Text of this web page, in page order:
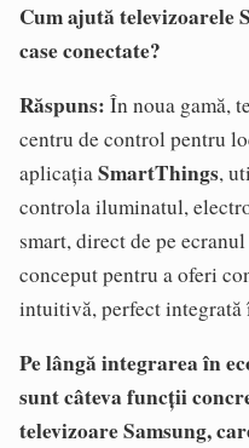
Cum ajută televizoarele
case conectate?
Răspuns: În noua gamă,
centru de control pentru
aplicațiaSmartThings,
controla iluminatul,
smart, direct de pe
conceput pentru a oferi
intuitivă, perfect
Pe lângă integrarea în
sunt câteva funcții
televizoare Samsung,